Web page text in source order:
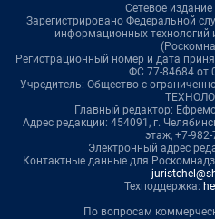
Сетевое
Зарегистрировано Федеральной
информационных
Регистрационный номер и дата
ФС 77-84684 от
Учредитель: Общество с
Главный редактор:
Адрес редакции: 454091, г.
этаж, +7-
Электронный адрес
Контактные данные для
Техподдержка:
По вопросам